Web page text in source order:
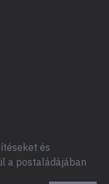
és
a postaládájában